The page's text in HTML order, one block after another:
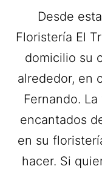
Desde
Floristería El
domicilio su
alrededor, en
Fernando.
encantados
en su
hacer. Si